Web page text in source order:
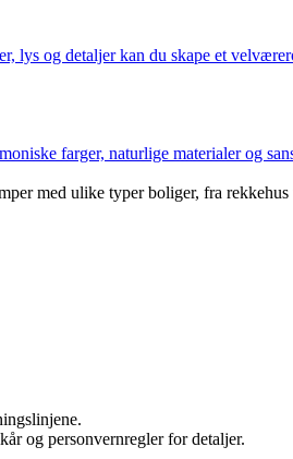
lys og detaljer kan du skape et
farger, naturlige materialer og
med ulike typer boliger, fra
og personvernregler for detaljer.